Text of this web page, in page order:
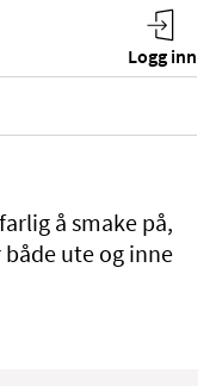
å smake på,
ute og inne